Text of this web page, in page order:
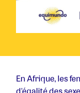
En Afrique, les